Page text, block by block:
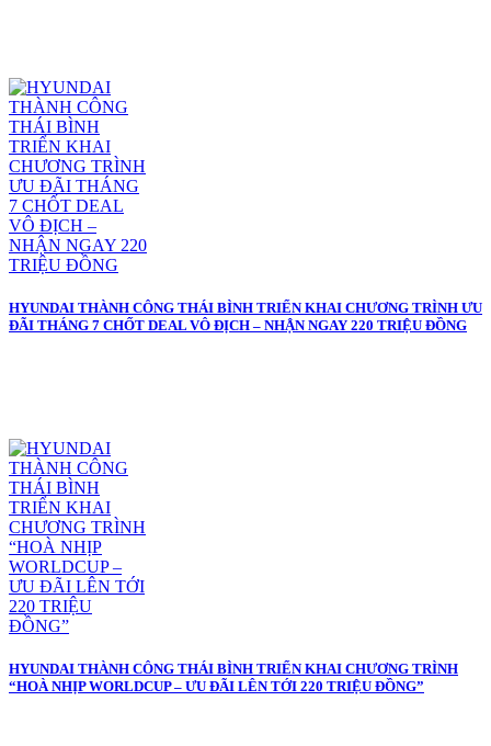
HYUNDAI THÀNH CÔNG THÁI BÌNH TRIỂN KHAI CHƯƠNG TRÌNH ƯU
ĐÃI THÁNG 7 CHỐT DEAL VÔ ĐỊCH – NHẬN NGAY 220 TRIỆU ĐỒNG
HYUNDAI THÀNH CÔNG THÁI BÌNH TRIỂN KHAI CHƯƠNG TRÌNH
“HOÀ NHỊP WORLDCUP – ƯU ĐÃI LÊN TỚI 220 TRIỆU ĐỒNG”